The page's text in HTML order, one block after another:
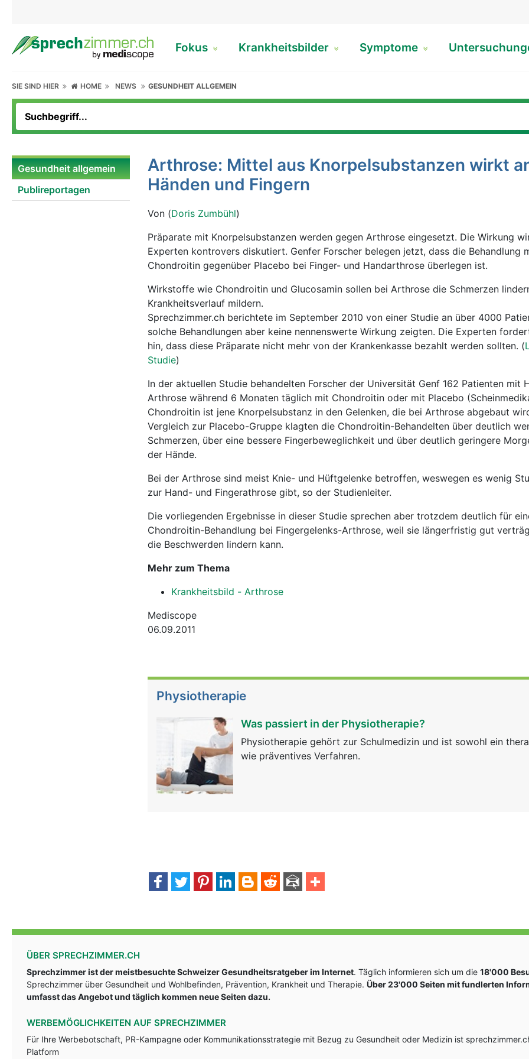
Fokus Krankheitsbilder Symptome
SIE SIND HIER HOME NEWS GESUNDHEIT ALLGEMEIN
Gesundheit allgemein
Publireportagen
Arthrose: Mittel aus Knorpelsubstanzen wirkt
Händen und Fingern
Von (Doris Zumbühl)
Präparate mit Knorpelsubstanzen werden gegen Arthrose eingesetzt. Die Wirkung
Experten kontrovers diskutiert. Genfer Forscher belegen jetzt, dass die Behandlung
Chondroitin gegenüber Placebo bei Finger- und Handarthrose überlegen ist.
Wirkstoffe wie Chondroitin und Glucosamin sollen bei Arthrose die Schmerzen
Krankheitsverlauf mildern.
Sprechzimmer.ch berichtete im September 2010 von einer Studie an über 4000
solche Behandlungen aber keine nennenswerte Wirkung zeigten. Die Experten
hin, dass diese Präparate nicht mehr von der Krankenkasse bezahlt werden sollten. (
Studie)
In der aktuellen Studie behandelten Forscher der Universität Genf 162 Patienten mit
Arthrose während 6 Monaten täglich mit Chondroitin oder mit Placebo
Chondroitin ist jene Knorpelsubstanz in den Gelenken, die bei Arthrose abgebaut
Vergleich zur Placebo-Gruppe klagten die Chondroitin-Behandelten über deutlich
Schmerzen, über eine bessere Fingerbeweglichkeit und über deutlich geringere
der Hände.
Bei der Arthrose sind meist Knie- und Hüftgelenke betroffen, weswegen es wenig
zur Hand- und Fingerathrose gibt, so der Studienleiter.
Die vorliegenden Ergebnisse in dieser Studie sprechen aber trotzdem deutlich für
Chondroitin-Behandlung bei Fingergelenks-Arthrose, weil sie längerfristig gut
die Beschwerden lindern kann.
Mehr zum Thema
Krankheitsbild - Arthrose
Mediscope
06.09.2011
Physiotherapie
Was passiert in der Physiotherapie?
Physiotherapie gehört zur Schulmedizin und ist sowohl ein
wie präventives Verfahren.
ÜBER SPRECHZIMMER.CH
Sprechzimmer ist der meistbesuchte Schweizer Gesundheitsratgeber im Internet. Täglich informieren sich um die 18'000
Sprechzimmer über Gesundheit und Wohlbefinden, Prävention, Krankheit und Therapie. Über 23'000 Seiten mit fundlerten
umfasst das Angebot und täglich kommen neue Seiten dazu.
WERBEMÖGLICHKEITEN AUF SPRECHZIMMER
Für Ihre Werbebotschaft, PR-Kampagne oder Kommunikationsstrategie mit Bezug zu Gesundheit oder Medizin ist
Platform